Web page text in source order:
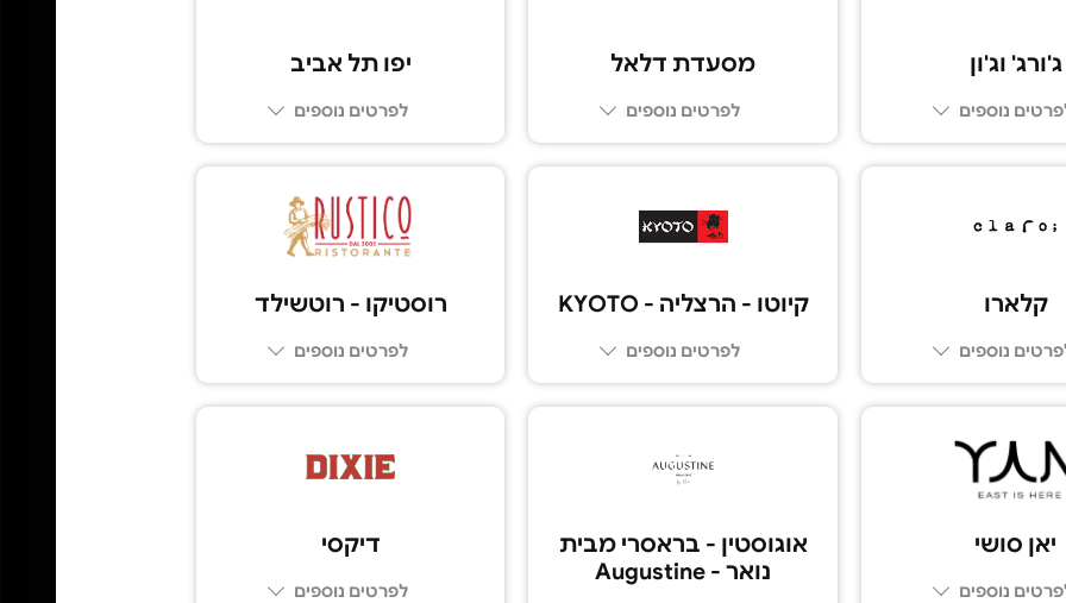
ג'ורג' וג'ון
נוספים
מסעדת דלאל
לפרטים נוספים
יפו תל אביב
לפרטים נוספים
03-6249249
קלארו
נוספים
03-6017777
קיוטו - הרצליה - KYOTO
לפרטים נוספים
רוסטיקו - רוטשילד
לפרטים נוספים
יאן סושי
נוספים
אוגוסטין - בראסרי מבית
נואר - Augustine
דיקסי
לפרטים נוספים